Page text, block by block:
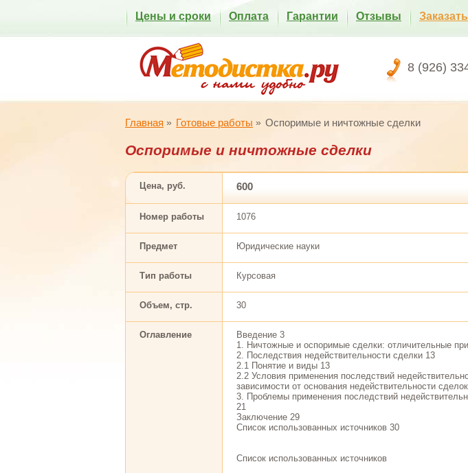
8 (926)
Цены и сроки Оплата Гарантии Отзывы
Главная Готовые работы Оспоримые и ничтожные сделки
Оспоримые и ничтожные сделки
Цена, руб. 600
Номер работы 1076
Предмет Юридические науки
Тип работы Курсовая
Объем, стр. 30
Оглавление
Введение 3
1. Ничтожные и оспоримые сделки: отличительные
2. Последствия недействительности сделки 13
2.1 Понятие и виды 13
2.2 Условия применения последствий
зависимости от основания недействительности
3. Проблемы применения последствий
21
Заключение 29
Список использованных источников 30
Список использованных источников